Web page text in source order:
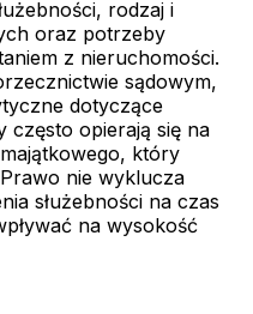
rodzaj i
oraz potrzeby
z nieruchomości.
sądowym,
dotyczące
często opierają się na
który
nie wyklucza
służebności na czas
na wysokość